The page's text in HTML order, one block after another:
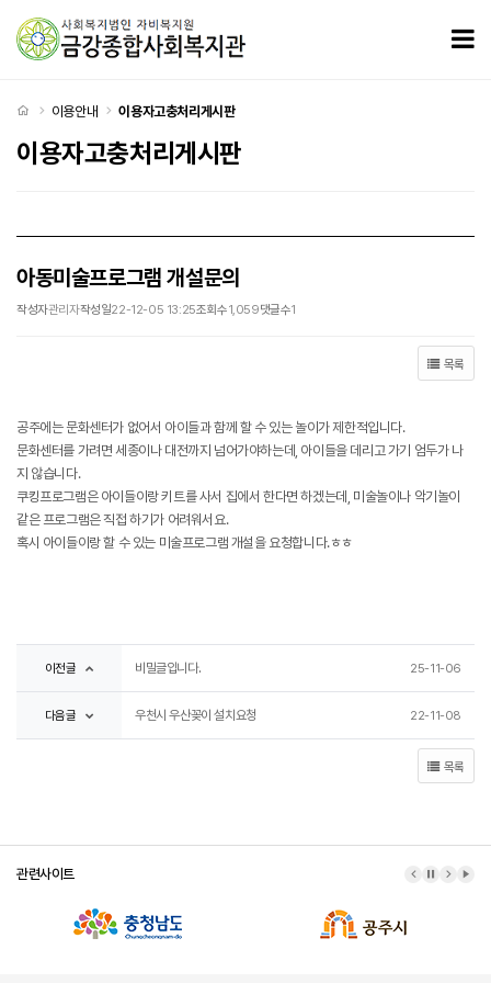
처음으로
이용안내 이용자고충처리게시판
이용자고충처리게시판
아동미술프로그램 개설문의
작성자관리자작성일22-12-05 13:25조회수1,059댓글수1
목록
공주에는 문화센터가 없어서 아이들과 함께 할 수 있는 놀이가 제한적입니다.
문화센터를 가려면 세종이나 대전까지 넘어가야하는데, 아이들을 데리고 가기 엄두가 나
지 않습니다.
쿠킹프로그램은 아이들이랑 키트를 사서 집에서 한다면 하겠는데, 미술놀이나 악기놀이
같은 프로그램은 직접 하기가 어려워서요.
혹시 아이들이랑 할 수 있는 미술프로그램 개설을 요청합니다.ㅎㅎ
이전글 비밀글입니다. 25-11-06
다음글 우천시 우산꽂이 설치요청 22-11-08
목록
관련사이트 이전 배너
배너 정지
다음 배
배